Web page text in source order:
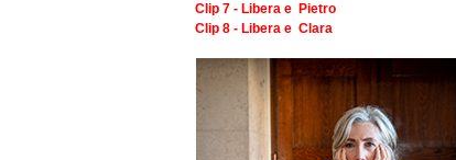
Clip 7 - Libera e Pietro
Clip 8 - Libera e Clara